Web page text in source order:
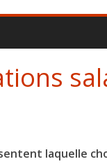
laquelle